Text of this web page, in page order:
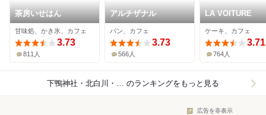
茶房いせはん
甘味処、かき氷、カフェ
3.73
811人
アルチザナル
パン、カフェ
3.73
566人
LA VOITURE
ケーキ、カフェ
3.71
764人
下鴨神社・北白川・銀閣寺×カフェ のランキングをもっと見る
広告を非表示